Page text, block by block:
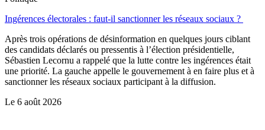
Ingérences électorales : faut-il sanctionner les réseaux sociaux ?
Après trois opérations de désinformation en quelques jours ciblant
des candidats déclarés ou pressentis à l’élection présidentielle,
Sébastien Lecornu a rappelé que la lutte contre les ingérences était
une priorité. La gauche appelle le gouvernement à en faire plus et à
sanctionner les réseaux sociaux participant à la diffusion.
Le 6 août 2026